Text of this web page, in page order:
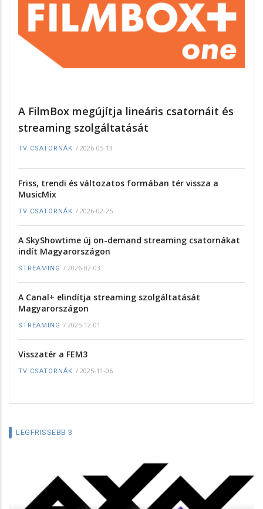
A FilmBox megújítja lineáris csatornáit és
streaming szolgáltatását
TV CSATORNÁK / 2026-05-13
Friss, trendi és változatos formában tér vissza a
MusicMix
TV CSATORNÁK / 2026-02-25
A SkyShowtime új on-demand streaming csatornákat
indít Magyarországon
STREAMING / 2026-02-03
A Canal+ elindítja streaming szolgáltatását
Magyarországon
STREAMING / 2025-12-01
Visszatér a FEM3
TV CSATORNÁK / 2025-11-06
LEGFRISSEBB 3